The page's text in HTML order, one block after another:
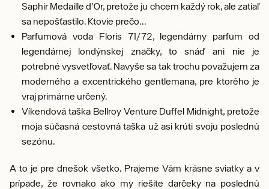
Saphir Medaille d'Or, pretože ju chcem každý rok, ale zatiaľ
sa nepošťastilo. Ktovie prečo...
Parfumová voda Floris 71/72, legendárny parfum od
legendárnej londýnskej značky, to snáď ani nie je
potrebné vysvetľovať. Navyše sa tak trochu považujem za
moderného a excentrického gentlemana, pre ktorého je
vraj primárne určený.
Víkendová taška Bellroy Venture Duffel Midnight, pretože
moja súčasná cestovná taška už asi krúti svoju poslednú
sezónu.
A to je pre dnešok všetko. Prajeme Vám krásne sviatky a v
prípade, že rovnako ako my riešite darčeky na poslednú